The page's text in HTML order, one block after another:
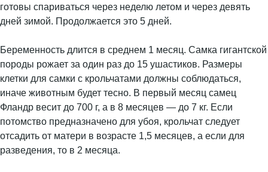
готовы спариваться через неделю летом и через девять
дней зимой. Продолжается это 5 дней.
Беременность длится в среднем 1 месяц. Самка гигантской
породы рожает за один раз до 15 ушастиков. Размеры
клетки для самки с крольчатами должны соблюдаться,
иначе животным будет тесно. В первый месяц самец
Фландр весит до 700 г, а в 8 месяцев — до 7 кг. Если
потомство предназначено для убоя, крольчат следует
отсадить от матери в возрасте 1,5 месяцев, а если для
разведения, то в 2 месяца.